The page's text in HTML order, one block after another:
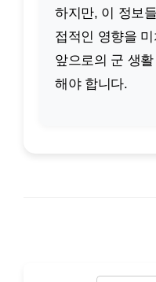
하지만, 이 정보
접적인 영향을
앞으로의 군 생
해야 합니다.